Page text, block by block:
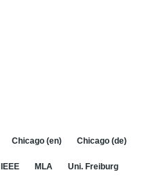
Chicago (en) Chicago (de)
IEEE MLA Uni. Freiburg